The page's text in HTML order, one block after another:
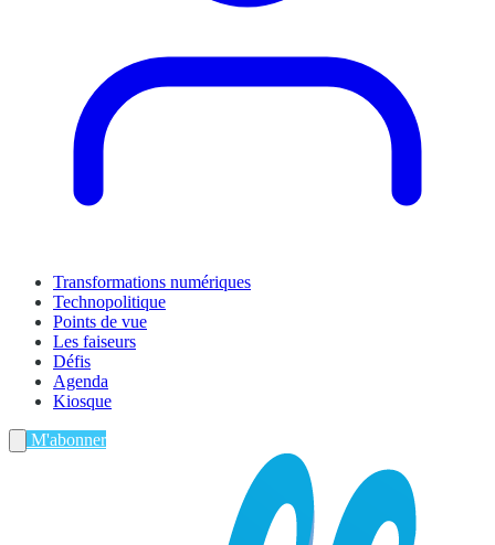
Transformations numériques
Technopolitique
Points de vue
Les faiseurs
Défis
Agenda
Kiosque
M'abonner